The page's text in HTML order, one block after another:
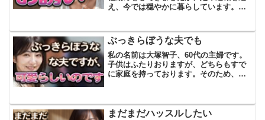
え、今では穏やかに暮らしています。妻
おかしいと感じています。ある日、理恵
が僕のことを名前で呼ん...
ぶっきらぼうな夫でも
私の名前は大塚智子、60代の主婦です。
子供はふたりおりますが、どちらもすで
に家庭を持っております。そのため、普
ことを思い出すことが増...
まだまだハッスルしたい